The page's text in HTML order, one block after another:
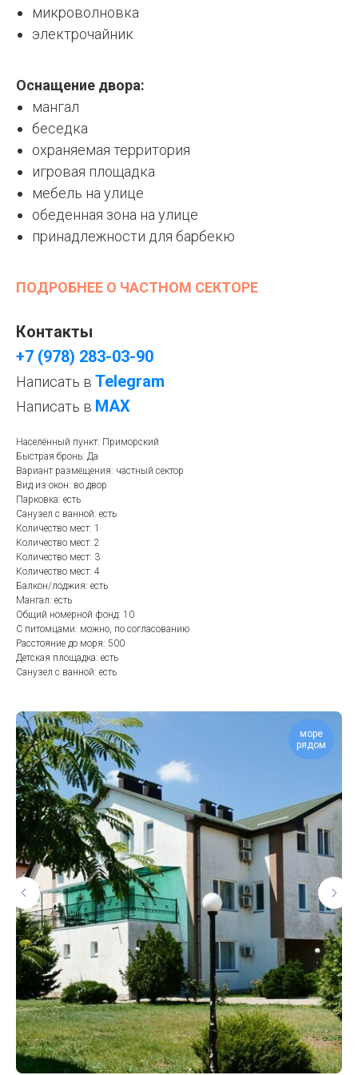
микроволновка
электрочайник
Оснащение двора:
мангал
беседка
охраняемая территория
игровая площадка
мебель на улице
обеденная зона на улице
принадлежности для барбекю
ПОДРОБНЕЕ О ЧАСТНОМ СЕКТОРЕ
Контакты
+7 (978) 283-03-90
Написать в Telegram
Написать в МАХ
Населённый пункт: Приморский
Быстрая бронь: Да
Вариант размещения: частный сектор
Вид из окон: во двор
Парковка: есть
Санузел с ванной: есть
Количество мест: 1
Количество мест: 2
Количество мест: 3
Количество мест: 4
Балкон/лоджия: есть
Мангал: есть
Общий номерной фонд: 10
С питомцами: можно, по согласованию
Расстояние до моря: 500
Детская площадка: есть
Санузел с ванной: есть
море
рядом